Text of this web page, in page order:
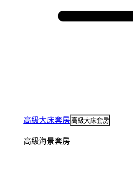
高級大床套房高級大床套房
高級海景套房